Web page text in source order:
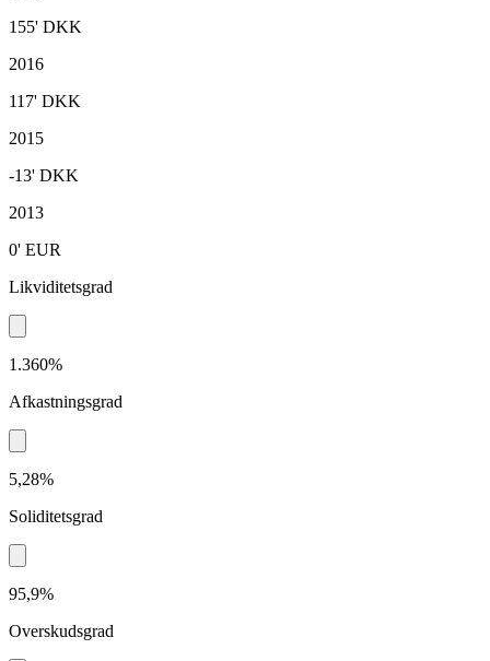
155' DKK
2016
117' DKK
2015
-13' DKK
2013
0' EUR
Likviditetsgrad
1.360%
Afkastningsgrad
5,28%
Soliditetsgrad
95,9%
Overskudsgrad